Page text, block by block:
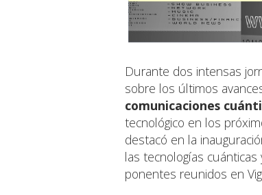
Durante dos intensas
sobre los últimos
comunicaciones
tecnológico en los
destacó en la
las tecnologías
ponentes reunidos en